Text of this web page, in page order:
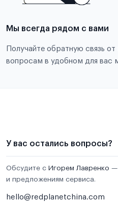
Мы всегда рядом с вами
Получайте обратную связь
вопросам в удобном для вас
У вас остались вопросы?
Обсудите с Игорем Лавренко —
и предложениям сервиса.
hello@redplanetchina.com